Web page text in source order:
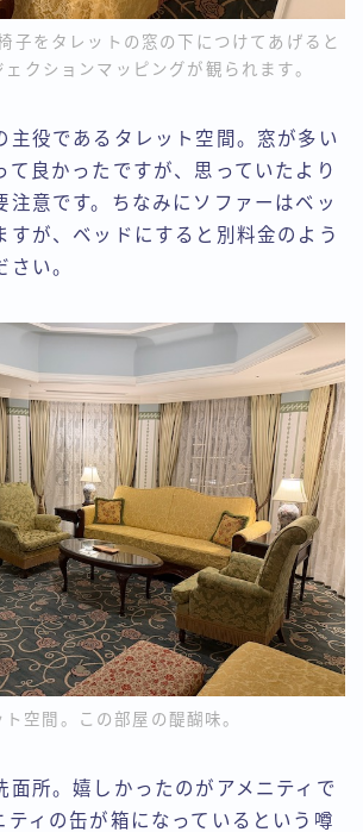
子をタレットの窓の下につけてあげると
クションマッピングが観られます。
主役であるタレット空間。窓が多い
て良かったですが、思っていたより
注意です。ちなみにソファーはベッ
すが、ベッドにすると別料金のよう
さい。
ト空間。この部屋の醍醐味。
面所。嬉しかったのがアメニティで
ティの缶が箱になっているという噂